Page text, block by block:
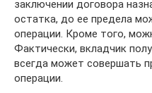
заключении договора
остатка, до ее предела
операции. Кроме того,
Фактически, вкладчик
всегда может совершать
операции.